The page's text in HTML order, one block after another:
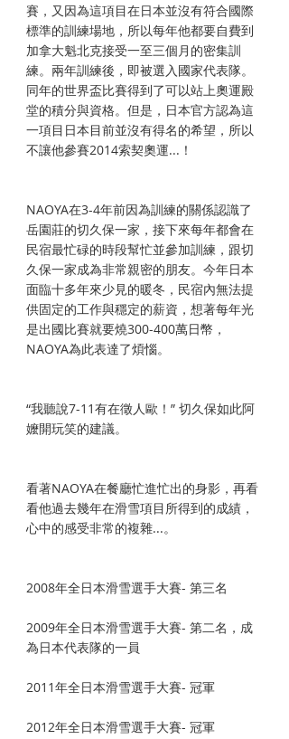
賽，又因為這項目在日本並沒有符合國際
標準的訓練場地，所以每年他都要自費到
加拿大魁北克接受一至三個月的密集訓
練。兩年訓練後，即被選入國家代表隊。
同年的世界盃比賽得到了可以站上奧運殿
堂的積分與資格。但是，日本官方認為這
一項目日本目前並沒有得名的希望，所以
不讓他參賽2014索契奧運...！
​​NAOYA在3-4年前因為訓練的關係認識了
岳園莊的切久保一家，接下來每年都會在
民宿最忙碌的時段幫忙並參加訓練，跟切
久保一家成為非常親密的朋友。今年日本
面臨十多年來少見的暖冬，民宿內無法提
供固定的工作與穩定的薪資，想著每年光
是出國比賽就要燒300-400萬日幣，
NAOYA為此表達了煩惱。
“我聽說7-11有在徵人歐！” 切久保如此阿
嬤開玩笑的建議。
看著NAOYA在餐廳忙進忙出的身影，再看
看他過去幾年在滑雪項目所得到的成績，
心中的感受非常的複雜...。
2008年全日本滑雪選手大賽- 第三名
2009年全日本滑雪選手大賽- 第二名，成
為日本代表隊的一員
2011年全日本滑雪選手大賽- 冠軍
2012年全日本滑雪選手大賽- 冠軍